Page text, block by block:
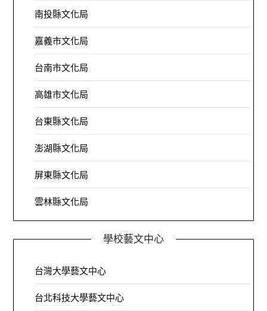
南投縣文化局
嘉義市文化局
台南市文化局
高雄市文化局
台東縣文化局
澎湖縣文化局
屏東縣文化局
雲林縣文化局
學校藝文中心
台灣大學藝文中心
台北科技大學藝文中心